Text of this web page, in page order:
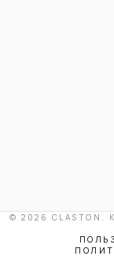
© 2026